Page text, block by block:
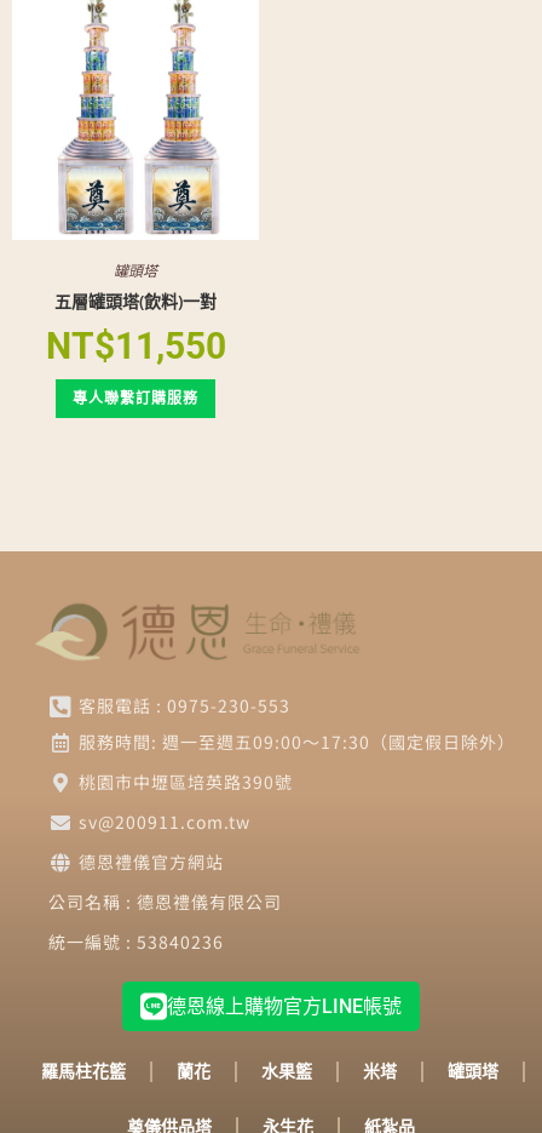
罐頭塔
五層罐頭塔(飲料)一對
NT$11,550
專人聯繫訂購服務
客服電話 : 0975-230-553
服務時間: 週一至週五09:00～17:30（國定假日除外）
桃園市中壢區培英路390號
sv@200911.com.tw
德恩禮儀官方網站
公司名稱 : 德恩禮儀有限公司
統一編號 : 53840236
德恩線上購物官方LINE帳號
羅馬柱花籃 蘭花 水果籃 米塔 罐頭塔
奠儀供品塔 永生花 紙紮品